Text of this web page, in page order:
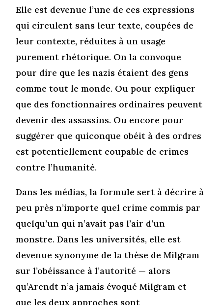
Elle est devenue l’une de ces expressions
qui circulent sans leur texte, coupées de
leur contexte, réduites à un usage
purement rhétorique. On la convoque
pour dire que les nazis étaient des gens
comme tout le monde. Ou pour expliquer
que des fonctionnaires ordinaires peuvent
devenir des assassins. Ou encore pour
suggérer que quiconque obéit à des ordres
est potentiellement coupable de crimes
contre l’humanité.
Dans les médias, la formule sert à décrire à
peu près n’importe quel crime commis par
quelqu’un qui n’avait pas l’air d’un
monstre. Dans les universités, elle est
devenue synonyme de la thèse de Milgram
sur l’obéissance à l’autorité — alors
qu’Arendt n’a jamais évoqué Milgram et
que les deux approches sont